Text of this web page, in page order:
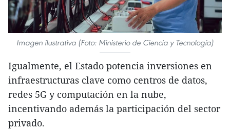
Imagen ilustrativa (Foto: Ministerio de Ciencia y Tecnología)
Igualmente, el Estado potencia inversiones en
infraestructuras clave como centros de datos,
redes 5G y computación en la nube,
incentivando además la participación del sector
privado.